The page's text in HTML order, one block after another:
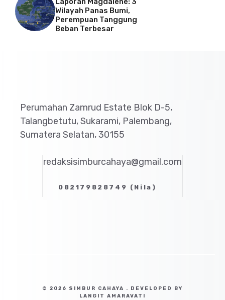
Wilayah Panas Bumi,
Perempuan Tanggung
Beban Terbesar
Perumahan Zamrud Estate Blok D-5,
Talangbetutu, Sukarami, Palembang,
Sumatera Selatan, 30155
redaksisimburcahaya@gmail.com
082179828749 (Nila)
© 2026 SIMBUR CAHAYA . DEVELOPED BY
LANGIT AMARAVATI